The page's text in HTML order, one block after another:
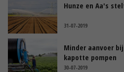
Hunze en Aa's
31-07-2019
Minder aanvoer
kapotte pompen
30-07-2019